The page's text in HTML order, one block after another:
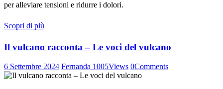
per alleviare tensioni e ridurre i dolori.
Scopri di più
Il vulcano racconta – Le voci del vulcano
6 Settembre 2024 Fernanda 1005Views 0Comments